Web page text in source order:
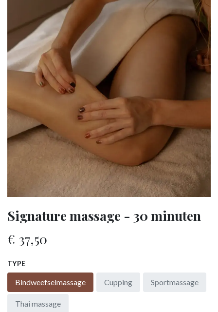
Signature massage - 30 minuten
€ 37,50
TYPE
Bindweefselmassage Cupping Sportmassage
Thai massage